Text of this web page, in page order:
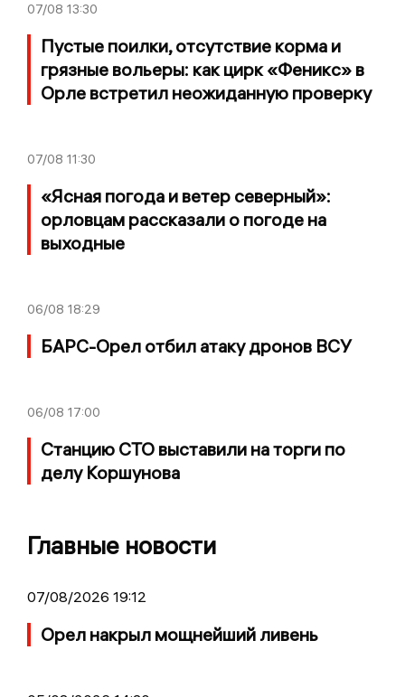
07/08 13:30
Пустые поилки, отсутствие корма и
грязные вольеры: как цирк «Феникс» в
Орле встретил неожиданную проверку
07/08 11:30
«Ясная погода и ветер северный»:
орловцам рассказали о погоде на
выходные
06/08 18:29
БАРС-Орел отбил атаку дронов ВСУ
06/08 17:00
Станцию СТО выставили на торги по
делу Коршунова
Главные новости
07/08/2026 19:12
Орел накрыл мощнейший ливень